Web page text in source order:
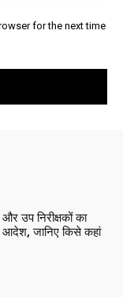
for the next time
और उप निरीक्षकों का
आदेश, जानिए किसे कहां